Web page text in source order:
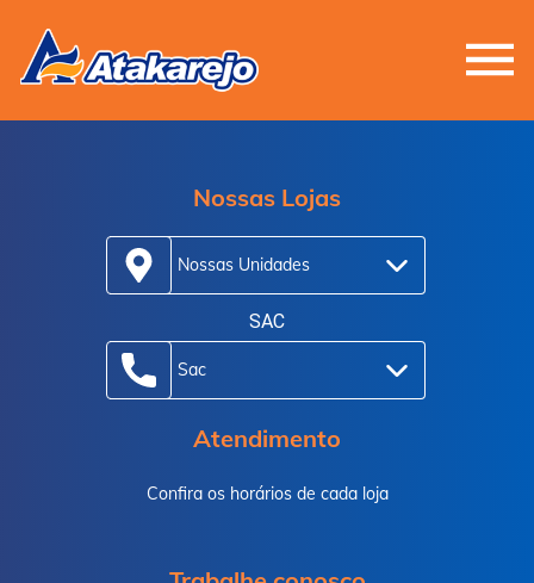
Nossas Lojas
Nossas Unidades
SAC
Sac
Atendimento
Confira os horários de cada loja